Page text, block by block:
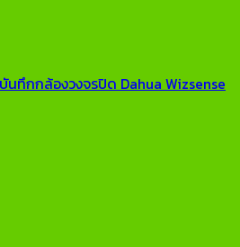
นทึกกล้องวงจรปิด Dahua Wizsense